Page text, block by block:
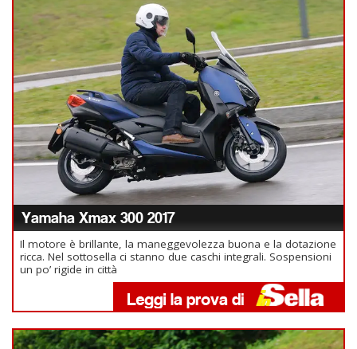
Yamaha Xmax 300 2017
Il motore è brillante, la maneggevolezza buona e la dotazione
ricca. Nel sottosella ci stanno due caschi integrali. Sospensioni
un po’ rigide in città